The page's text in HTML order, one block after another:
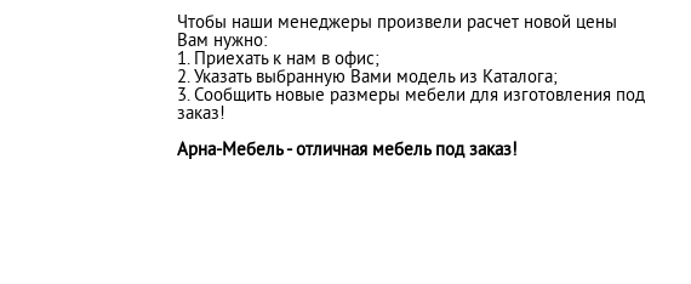
Чтобы наши менеджеры произвели расчет новой цены
Вам нужно:
1. Приехать к нам в офис;
2. Указать выбранную Вами модель из Каталога;
3. Сообщить новые размеры мебели для изготовления под
заказ!
Арна-Мебель - отличная мебель под заказ!